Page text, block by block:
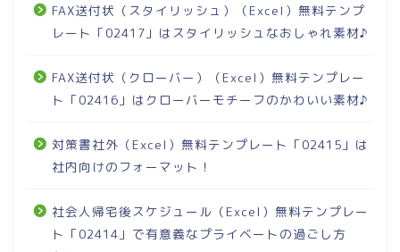
FAX送付状（スタイリッシュ）（Excel）無料テンプ
レート「02417」はスタイリッシュなおしゃれ素材♪
FAX送付状（クローバー）（Excel）無料テンプレー
ト「02416」はクローバーモチーフのかわいい素材♪
対策書社外（Excel）無料テンプレート「02415」は
社内向けのフォーマット！
社会人帰宅後スケジュール（Excel）無料テンプレー
ト「02414」で有意義なプライベートの過ごし方